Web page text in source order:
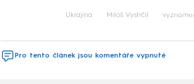
Ukrajina Miloš Vystrčil
Pro tento článek jsou komentáře vypnuté